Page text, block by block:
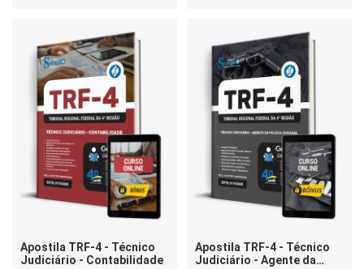
Apostila TRF-4 - Técnico
Judiciário - Contabilidade
Apostila TRF-4 - Técnico
Judiciário - Agente da